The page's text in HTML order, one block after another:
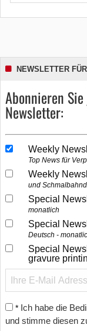
NEWSLETTER
Abonnieren
Newsletter:
Weekly
Top News für
Weekly
und
Special
monatlich
Special
Deutsch -
Special
gravure
* Ich habe die
und stimme diesen